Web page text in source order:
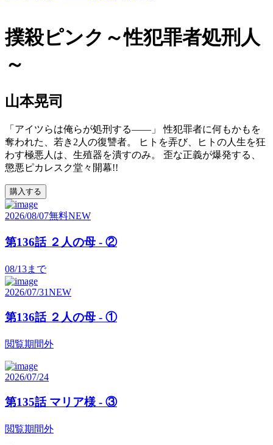
撲殺ピンク～性犯罪者処刑人
～
山本晃司
「アイツらは俺らが処刑する――」 性犯罪者に何もかもを
奪われた、若き2人の復讐者。 ヒトを弄び、ヒトの人生を狂
わす極悪人は、生殖器を潰すのみ。 歪な正義が爆発する、
懲悪ピカレスク堂々開幕!!
購入する
2026/08/07無料NEW
第136話 ２人の母 - ②
08/13まで
2026/07/31NEW
第136話 ２人の母 - ①
閲覧期間外
2026/07/24
第135話 マリア様 - ③
閲覧期間外